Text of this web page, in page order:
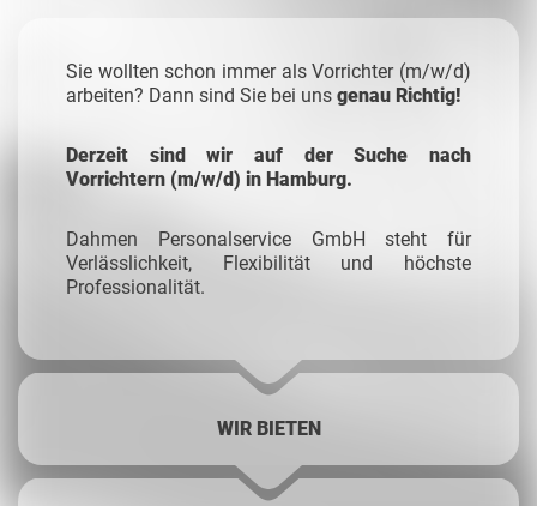
Sie wollten schon immer als Vorrichter (m/w/d)
arbeiten? Dann sind Sie bei uns genau Richtig!
Derzeit sind wir auf der Suche nach
Vorrichtern (m/w/d) in Hamburg.
Dahmen Personalservice GmbH steht für
Verlässlichkeit, Flexibilität und höchste
Professionalität.
WIR BIETEN